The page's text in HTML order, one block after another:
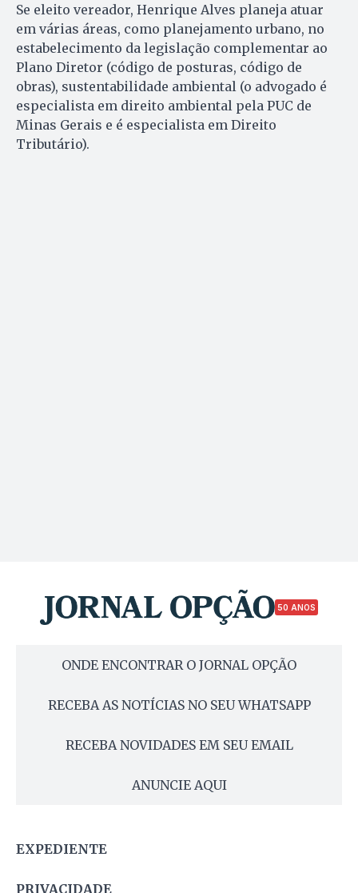
Se eleito vereador, Henrique Alves planeja atuar
em várias áreas, como planejamento urbano, no
estabelecimento da legislação complementar ao
Plano Diretor (código de posturas, código de
obras), sustentabilidade ambiental (o advogado é
especialista em direito ambiental pela PUC de
Minas Gerais e é especialista em Direito
Tributário).
50 ANOS
ONDE ENCONTRAR O JORNAL OPÇÃO
RECEBA AS NOTÍCIAS NO SEU WHATSAPP
RECEBA NOVIDADES EM SEU EMAIL
ANUNCIE AQUI
EXPEDIENTE
PRIVACIDADE